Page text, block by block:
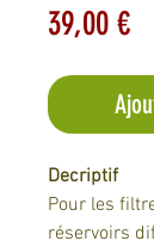
39,00 €Prix
Decriptif
Pour les
réservoirs